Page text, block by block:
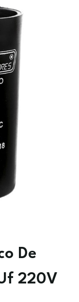
De
220V